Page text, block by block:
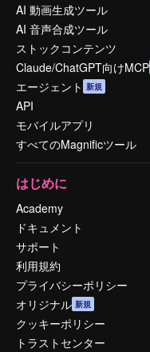
AI 動画生成ツール
AI 音声合成ツール
ストックコンテンツ
Claude/ChatGPT向けMCP
エージェント 新規
API
モバイルアプリ
すべてのMagnificツール
はじめに
Academy
ドキュメント
サポート
利用規約
プライバシーポリシー
オリジナル 新規
クッキーポリシー
トラストセンター